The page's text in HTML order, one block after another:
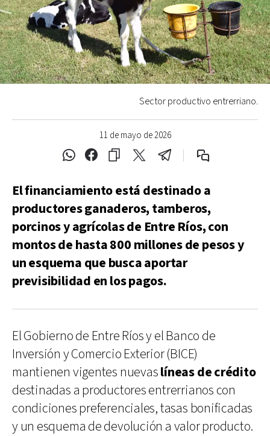
11 de mayo de 2026
Sector productivo entrerriano.
El financiamiento está destinado a
productores ganaderos, tamberos,
porcinos y agrícolas de Entre Ríos, con
montos de hasta 800 millones de pesos y
un esquema que busca aportar
previsibilidad en los pagos.
El Gobierno de Entre Ríos y el Banco de
Inversión y Comercio Exterior (BICE)
mantienen vigentes nuevaslíneas de crédito
destinadas a productores entrerrianos con
condiciones preferenciales, tasas bonificadas
y un esquema de devolución a valor producto.